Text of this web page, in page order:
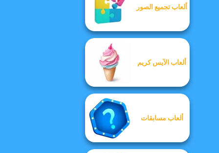
ألعاب تجميع الصور
ألعاب الآيس كريم
ألعاب مسابقات